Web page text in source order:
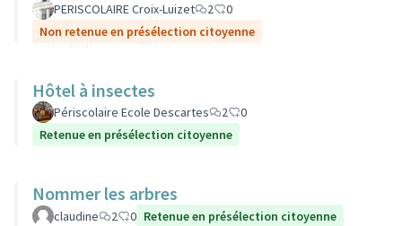
PERISCOLAIRE Croix-Luizet 2
0
Non retenue en présélection citoyenne
Hôtel à insectes
Périscolaire Ecole Descartes 2
0
Retenue en présélection citoyenne
Nommer les arbres
claudine 2 0 Retenue en présélection citoyenne